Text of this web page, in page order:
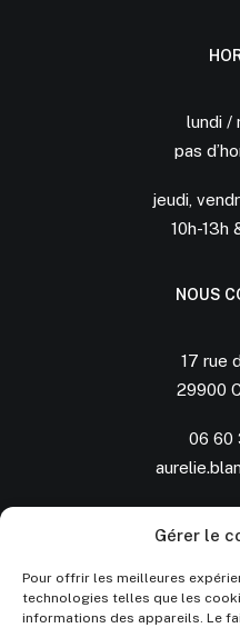
Gérer le
Pour offrir les meilleures
technologies telles que les
informations des appareils. Le
lundi /
pas
jeudi,
10h-13h
NOUS
17 rue
29900
06 60